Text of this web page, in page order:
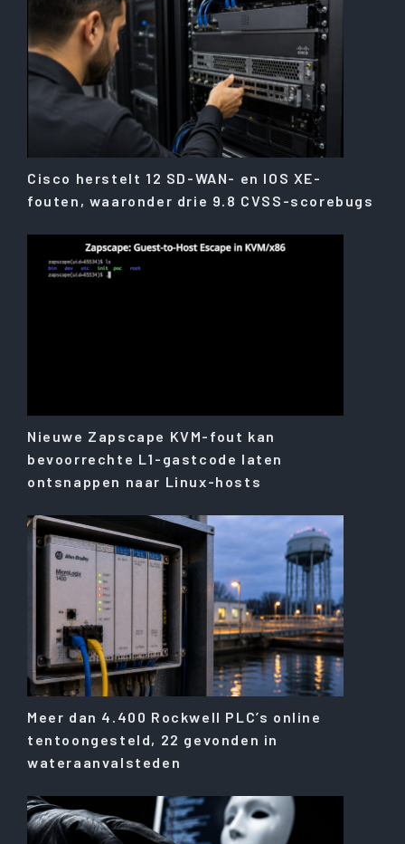
Cisco herstelt 12 SD-WAN- en IOS XE-
fouten, waaronder drie 9.8 CVSS-scorebugs
Nieuwe Zapscape KVM-fout kan
bevoorrechte L1-gastcode laten
ontsnappen naar Linux-hosts
Meer dan 4.400 Rockwell PLC’s online
tentoongesteld, 22 gevonden in
wateraanvalsteden